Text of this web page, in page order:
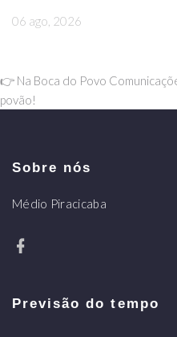
06 ago, 2026
👉 Na Boca do Povo
povão!
Sobre nós
Médio Piracicaba
Previsão do tempo